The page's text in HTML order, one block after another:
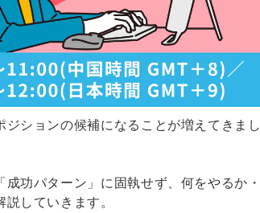
ションの候補になることが増えてきまし
功パターン」に固執せず、何をやるか・
していきます。